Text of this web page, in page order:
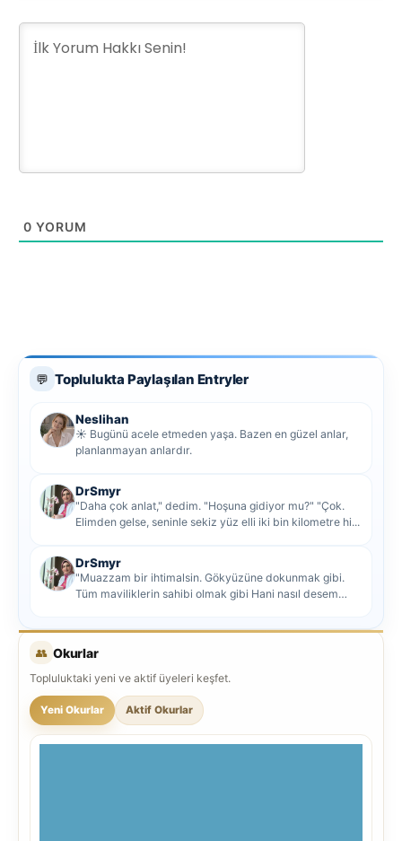
0 YORUM
💬 Toplulukta Paylaşılan Entryler
Neslihan
☀️ Bugünü acele etmeden yaşa. Bazen en güzel anlar,
planlanmayan anlardır.
DrSmyr
"Daha çok anlat," dedim. "Hoşuna gidiyor mu?" "Çok.
Elimden gelse, seninle sekiz yüz elli iki bin kilometre hi...
DrSmyr
"Muazzam bir ihtimalsin. Gökyüzüne dokunmak gibi.
Tüm maviliklerin sahibi olmak gibi Hani nasıl desem
👥 Okurlar
Topluluktaki yeni ve aktif üyeleri keşfet.
Yeni Okurlar Aktif Okurlar